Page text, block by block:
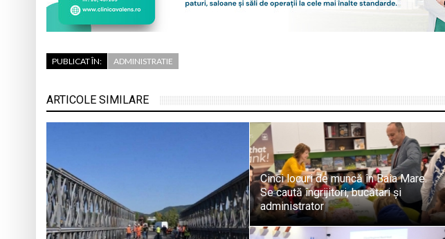
PUBLICAT ÎN: ADMINISTRATIE
ARTICOLE SIMILARE
Cinci locuri de muncă în Baia Mare.
Se caută îngrijitori, bucătari și
administrator